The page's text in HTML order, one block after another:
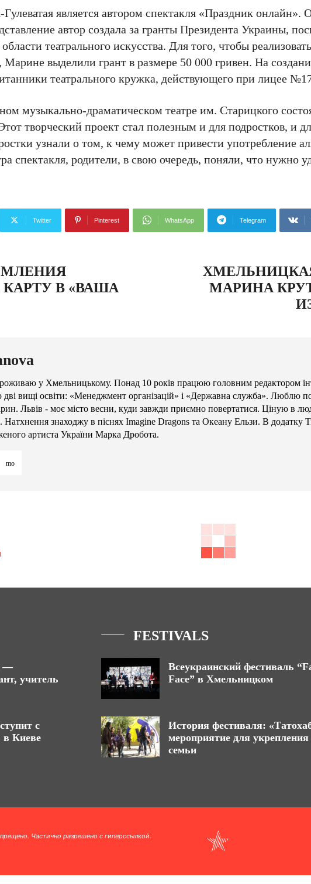
является автором спектакля «Праздник онлайн».
автор создала за гранты Президента Украины,
театрального искусства. Для того, чтобы
выделили грант в размере 50 000 гривен. На
театрального кружка, действующего при лицее
музыкально-драматическом театре им. Старицкого
творческий проект стал полезным и для подростков, и
узнали о том, к чему может привести употребление
спектакля, родители, в свою очередь, поняли, что нужно
Twitter Pinterest WhatsApp Telegram
В «ВАША
МАРИНА
у Хмельницькому. Понад 10 років працюю головним редактором
вищі освіти: «Менеджмент організацій» і «Державна служба». Люблю
Львів - моє місто весни, куди завжди приємно повертатися. Ціную в
Натхнення знаходжу в піснях Imagine Dragons та Океану Ельзи. В додатку
артиста України Марка Дробота.
—
учитель
с
в Киеве
FESTIVALS
Всеукраинский фестиваль
Face” в Хмельницком
История фестиваля:
мероприятие для укрепления
семьи
Частично разрешено с гиперссылкой.